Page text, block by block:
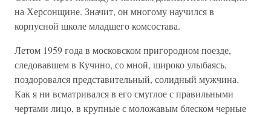
на Херсонщине. Значит, он многому научился в
корпусной школе младшего комсостава.
Летом 1959 года в московском пригородном поезде,
следовавшем в Кучино, со мной, широко улыбаясь,
поздоровался представительный, солидный мужчина.
Как я ни всматривался в его смуглое с правильными
чертами лицо, в крупные с моложавым блеском черные